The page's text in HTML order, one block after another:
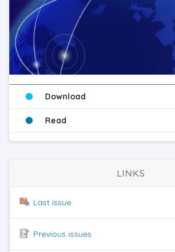
Download
Read
LINKS
Last issue
Previous issues